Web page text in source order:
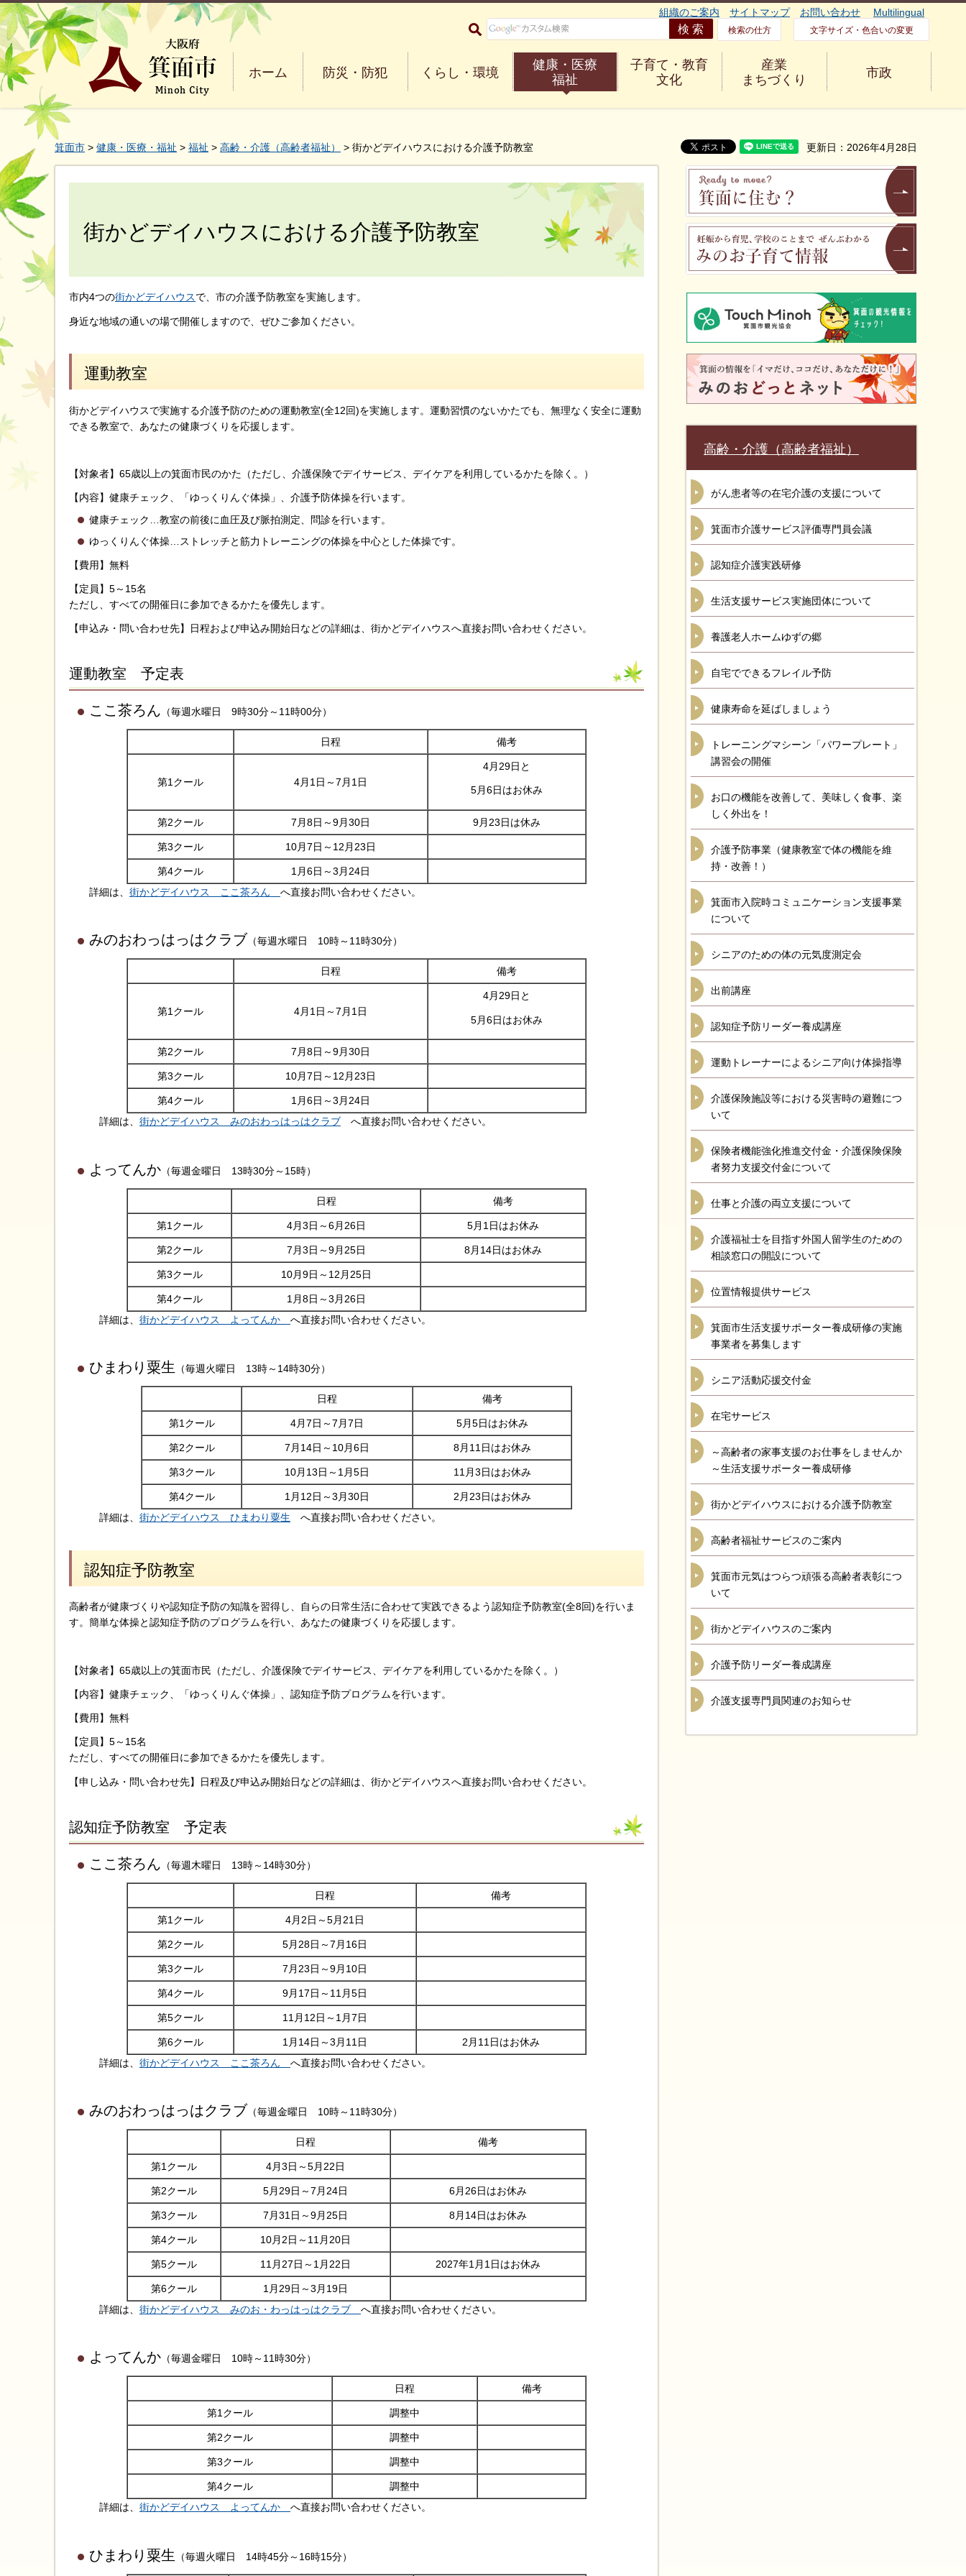
大阪府箕面市 Minoh City
組織のご案内 サイトマップ お問い合わせ Multilingual
検索の仕方 文字サイズ・色合いの変更
ホーム 防災・防犯 くらし・環境
健康・医療
福祉
子育て・教育
文化
産業
まちづくり
市政
箕面市 > 健康・医療・福祉 > 福祉 > 高齢・介護（高齢者福祉） > 街かどデイハウスにおける介護予防教室 更新日：2026年4月28日
街かどデイハウスにおける介護予防教室
市内4つの街かどデイハウスで、市の介護予防教室を実施します。
身近な地域の通いの場で開催しますので、ぜひご参加ください。
運動教室
街かどデイハウスで実施する介護予防のための運動教室(全12回)を実施します。運動習慣のないかたでも、無理なく安全に運動
できる教室で、あなたの健康づくりを応援します。
【対象者】65歳以上の箕面市民のかた（ただし、介護保険でデイサービス、デイケアを利用しているかたを除く。）
【内容】健康チェック、「ゆっくりんぐ体操」、介護予防体操を行います。
健康チェック…教室の前後に血圧及び脈拍測定、問診を行います。
ゆっくりんぐ体操…ストレッチと筋力トレーニングの体操を中心とした体操です。
【費用】無料
【定員】5～15名
ただし、すべての開催日に参加できるかたを優先します。
【申込み・問い合わせ先】日程および申込み開始日などの詳細は、街かどデイハウスへ直接お問い合わせください。
運動教室 予定表
ここ茶ろん （毎週水曜日 9時30分～11時00分）
日程 備考
第1クール 4月1日～7月1日
4月29日と
5月6日はお休み
第2クール 7月8日～9月30日 9月23日は休み
第3クール 10月7日～12月23日
第4クール
1月6日～3月24日
詳細は、 街かどデイハウス ここ茶ろん へ直接お問い合わせください。
みのおわっはっはクラブ （毎週水曜日 10時～11時30分）
日程 備考
第1クール 4月1日～7月1日
4月29日と
5月6日はお休み
第2クール 7月8日～9月30日
第3クール 10月7日～12月23日
第4クール
1月6日～3月24日
詳細は、 街かどデイハウス みのおわっはっはクラブ へ直接お問い合わせください。
よってんか （毎週金曜日 13時30分～15時）
日程 備考
第1クール 4月3日～6月26日 5月1日はお休み
第2クール 7月3日～9月25日 8月14日はお休み
第3クール 10月9日～12月25日
第4クール
1月8日～3月26日
詳細は、 街かどデイハウス よってんか へ直接お問い合わせください。
ひまわり粟生 （毎週火曜日 13時～14時30分）
日程 備考
第1クール 4月7日～7月7日 5月5日はお休み
第2クール 7月14日～10月6日 8月11日はお休み
第3クール 10月13日～1月5日 11月3日はお休み
第4クール 1月12日～3月30日
2月23日はお休み
詳細は、 街かどデイハウス ひまわり粟生 へ直接お問い合わせください。
認知症予防教室
高齢者が健康づくりや認知症予防の知識を習得し、自らの日常生活に合わせて実践できるよう認知症予防教室(全8回)を行いま
す。簡単な体操と認知症予防のプログラムを行い、あなたの健康づくりを応援します。
【対象者】65歳以上の箕面市民（ただし、介護保険でデイサービス、デイケアを利用しているかたを除く。）
【内容】健康チェック、「ゆっくりんぐ体操」、認知症予防プログラムを行います。
【費用】無料
【定員】5～15名
ただし、すべての開催日に参加できるかたを優先します。
【申し込み・問い合わせ先】日程及び申込み開始日などの詳細は、街かどデイハウスへ直接お問い合わせください。
認知症予防教室 予定表
ここ茶ろん （毎週木曜日 13時～14時30分）
日程 備考
第1クール 4月2日～5月21日
第2クール 5月28日～7月16日
第3クール 7月23日～9月10日
第4クール 9月17日～11月5日
第5クール 11月12日～1月7日
第6クール 1月14日～3月11日
2月11日はお休み
詳細は、 街かどデイハウス ここ茶ろん へ直接お問い合わせください。
みのおわっはっはクラブ （毎週金曜日 10時～11時30分）
日程 備考
第1クール 4月3日～5月22日
第2クール 5月29日～7月24日 6月26日はお休み
第3クール 7月31日～9月25日 8月14日はお休み
第4クール 10月2日～11月20日
第5クール 11月27日～1月22日 2027年1月1日はお休み
第6クール
1月29日～3月19日
詳細は、 街かどデイハウス みのお・わっはっはクラブ へ直接お問い合わせください。
よってんか （毎週金曜日 10時～11時30分）
日程 備考
第1クール 調整中
第2クール 調整中
第3クール 調整中
第4クール
調整中
詳細は、 街かどデイハウス よってんか へ直接お問い合わせください。
ひまわり粟生 （毎週火曜日 14時45分～16時15分）
高齢・介護（高齢者福祉）
がん患者等の在宅介護の支援について
箕面市介護サービス評価専門員会議
認知症介護実践研修
生活支援サービス実施団体について
養護老人ホームゆずの郷
自宅でできるフレイル予防
健康寿命を延ばしましょう
トレーニングマシーン「パワープレート」
講習会の開催
お口の機能を改善して、美味しく食事、楽
しく外出を！
介護予防事業（健康教室で体の機能を維
持・改善！）
箕面市入院時コミュニケーション支援事業
について
シニアのための体の元気度測定会
出前講座
認知症予防リーダー養成講座
運動トレーナーによるシニア向け体操指導
介護保険施設等における災害時の避難につ
いて
保険者機能強化推進交付金・介護保険保険
者努力支援交付金について
仕事と介護の両立支援について
介護福祉士を目指す外国人留学生のための
相談窓口の開設について
位置情報提供サービス
箕面市生活支援サポーター養成研修の実施
事業者を募集します
シニア活動応援交付金
在宅サービス
～高齢者の家事支援のお仕事をしませんか
～生活支援サポーター養成研修
街かどデイハウスにおける介護予防教室
高齢者福祉サービスのご案内
箕面市元気はつらつ頑張る高齢者表彰につ
いて
街かどデイハウスのご案内
介護予防リーダー養成講座
介護支援専門員関連のお知らせ